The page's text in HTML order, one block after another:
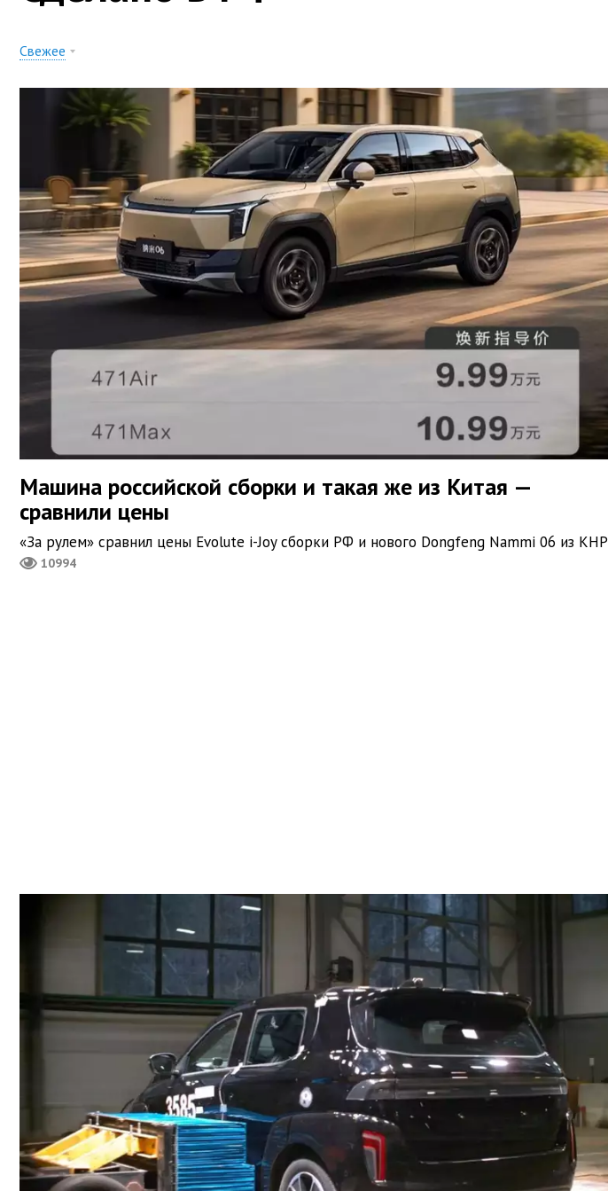
Свежее
Машина российской сборки и такая же из Китая —
сравнили цены
«За рулем» сравнил цены Evolute i-Joy сборки РФ и нового Dongfeng Nammi 06 из КНР
10994